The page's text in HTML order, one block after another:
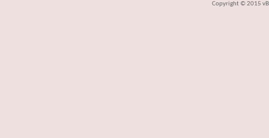
Copyright © 2015